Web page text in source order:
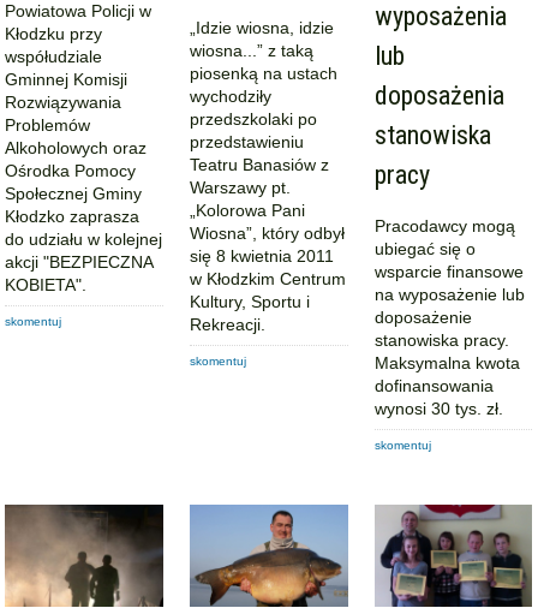
Powiatowa Policji w
Kłodzku przy
współudziale
Gminnej Komisji
Rozwiązywania
Problemów
Alkoholowych oraz
Ośrodka Pomocy
Społecznej Gminy
Kłodzko zaprasza
do udziału w kolejnej
akcji "BEZPIECZNA
KOBIETA".
skomentuj
„Idzie wiosna, idzie
wiosna...” z taką
piosenką na ustach
wychodziły
przedszkolaki po
przedstawieniu
Teatru Banasiów z
Warszawy pt.
„Kolorowa Pani
Wiosna”, który odbył
się 8 kwietnia 2011
w Kłodzkim Centrum
Kultury, Sportu i
Rekreacji.
skomentuj
wyposażenia
lub
doposażenia
stanowiska
pracy
Pracodawcy mogą
ubiegać się o
wsparcie finansowe
na wyposażenie lub
doposażenie
stanowiska pracy.
Maksymalna kwota
dofinansowania
wynosi 30 tys. zł.
skomentuj